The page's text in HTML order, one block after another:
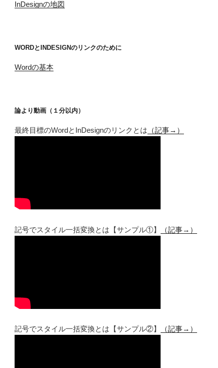
InDesignの地図
WORDとINDESIGNのリンクのために
Wordの基本
論より動画（１分以内）
最終目標のWordとInDesignのリンクとは （記事→）
記号でスタイル一括変換とは【サンプル①】 （記事→）
記号でスタイル一括変換とは【サンプル②】 （記事→）